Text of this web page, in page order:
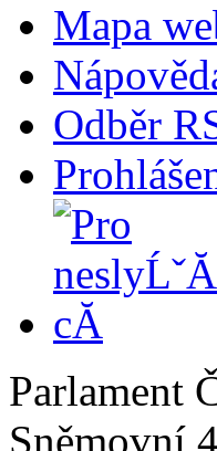
Mapa
Odběr
Parlament
Sněmovní